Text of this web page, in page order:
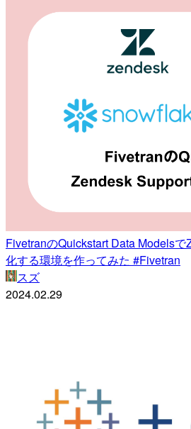
FivetranのQuickstart Data Models
化する環境を作ってみた #Fivetran
スズ
2024.02.29